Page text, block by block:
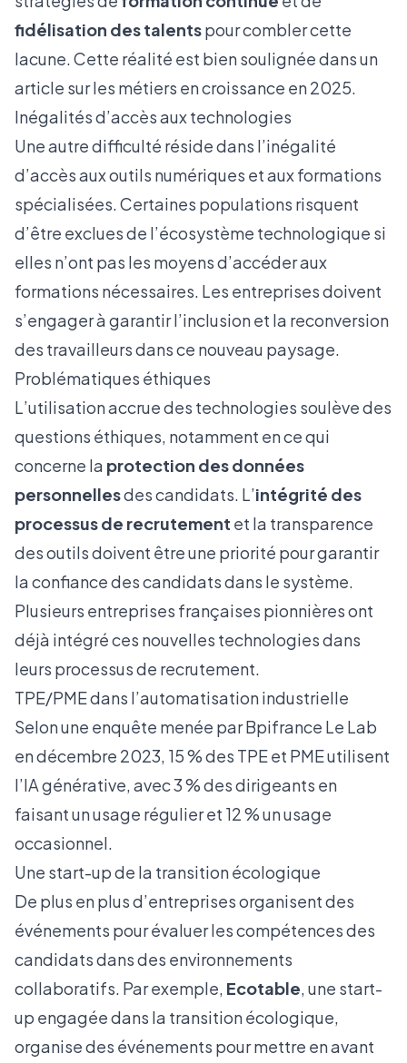
fidélisation des talentspour combler cette
lacune. Cette réalité est bien soulignée dans un
article sur les métiers en croissance en 2025.
Inégalités d’accès aux technologies
Une autre difficulté réside dans l’inégalité
d’accès aux outils numériques et aux formations
spécialisées. Certaines populations risquent
d’être exclues de l’écosystème technologique si
elles n’ont pas les moyens d’accéder aux
formations nécessaires. Les entreprises doivent
s’engager à garantir l’inclusion et la reconversion
des travailleurs dans ce nouveau paysage.
Problématiques éthiques
L’utilisation accrue des technologies soulève des
questions éthiques, notamment en ce qui
concerne la protection des données
personnellesdes candidats. L’intégrité des
processus de recrutement et la transparence
des outils doivent être une priorité pour garantir
la confiance des candidats dans le système.
Plusieurs entreprises françaises pionnières ont
déjà intégré ces nouvelles technologies dans
leurs processus de recrutement.
TPE/PME dans l’automatisation industrielle
Selon une enquête menée parBpifrance Le Lab
en décembre 2023, 15 % des TPE et PME utilisent
l’IA générative, avec 3 % des dirigeants en
faisant un usage régulier et 12 % un usage
occasionnel.
Une start-up de la transition écologique
De plus en plus d’entreprises organisent des
événements pour évaluer les compétences des
candidats dans des environnements
collaboratifs. Par exemple, Ecotable, une start-
up engagée dans la transition écologique,
organise des événements pour mettre en avant